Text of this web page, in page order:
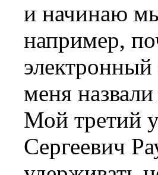
и начинаю
например,
электронный
меня
Мой третий
Сергеевич